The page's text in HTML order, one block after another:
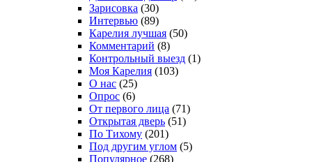
Зарисовка (30)
Интервью (89)
Карелия лучшая (50)
Комментарий (8)
Контрольный выезд (1)
Моя Карелия (103)
О нас (25)
Опрос (6)
От первого лица (71)
Открытая дверь (51)
По Тихому (201)
Под другим углом (5)
Популярное (268)